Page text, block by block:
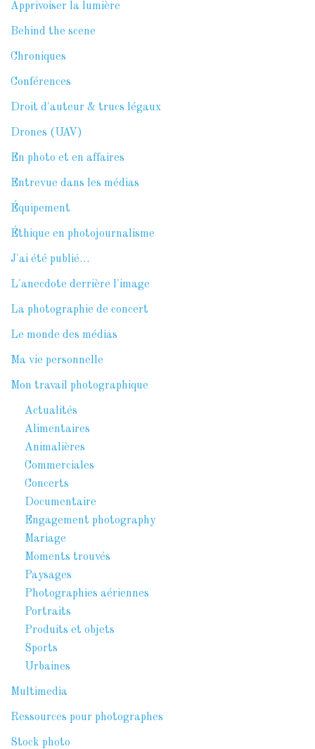
Apprivoiser la lumière
Behind the scene
Chroniques
Conférences
Droit d'auteur & trucs légaux
Drones (UAV)
En photo et en affaires
Entrevue dans les médias
Équipement
Éthique en photojournalisme
J'ai été publié…
L'anecdote derrière l'image
La photographie de concert
Le monde des médias
Ma vie personnelle
Mon travail photographique
Actualités
Alimentaires
Animalières
Commerciales
Concerts
Documentaire
Engagement photography
Mariage
Moments trouvés
Paysages
Photographies aériennes
Portraits
Produits et objets
Sports
Urbaines
Multimedia
Ressources pour photographes
Stock photo